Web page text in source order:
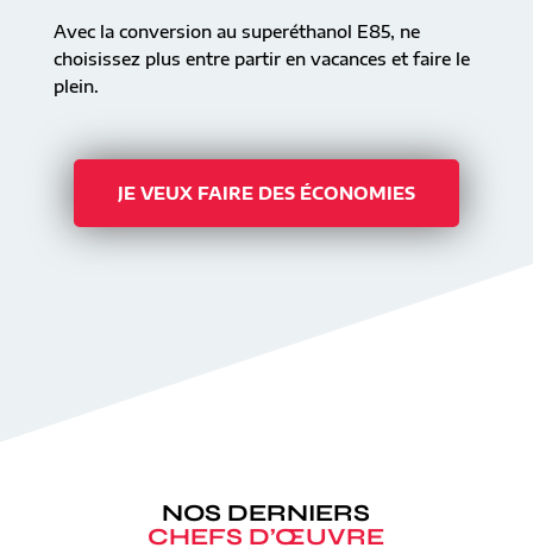
Avec la conversion au superéthanol E85, ne
choisissez plus entre partir en vacances et faire le
plein.
JE VEUX FAIRE DES ÉCONOMIES
NOS DERNIERS
CHEFS D’ŒUVRE